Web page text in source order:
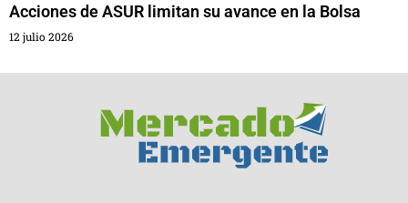
Acciones de ASUR limitan su avance en la Bolsa
12 julio 2026